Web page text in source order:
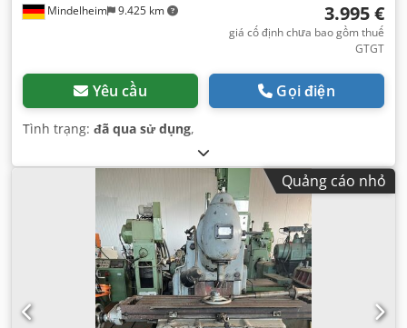
Mindelheim 9.425 km 3.995 €
giá cố định chưa bao gồm thuế
GTGT
Yêu cầu Gọi điện
Tình trạng: đã qua sử dụng,
Quảng cáo nhỏ